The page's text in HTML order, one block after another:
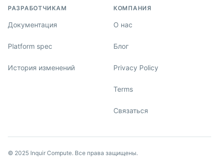
РАЗРАБОТЧИКАМ
Документация
Platform spec
История изменений
КОМПАНИЯ
О нас
Блог
Privacy Policy
Terms
Связаться
© 2025 Inquir Compute. Все права защищены.